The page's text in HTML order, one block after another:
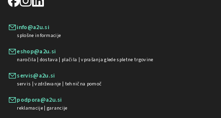
info@a2u.si
splošne informacije
eshop@a2u.si
naročila | dostava | plačila | vprašanja glede spletne trgovine
servis@a2u.si
servis | vzdrževanje | tehnična pomoč
podpora@a2u.si
reklamacije | garancije